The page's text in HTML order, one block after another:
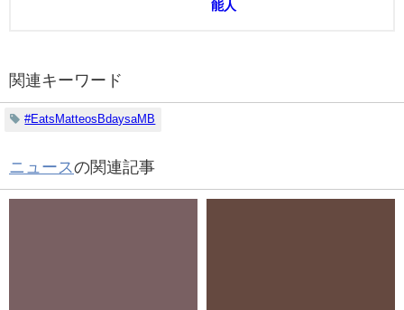
能人
関連キーワード
#EatsMatteosBdaysaMB
ニュースの関連記事